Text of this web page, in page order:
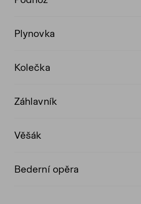
Plynovka
Kolečka
Záhlavník
Věšák
Bederní opěra